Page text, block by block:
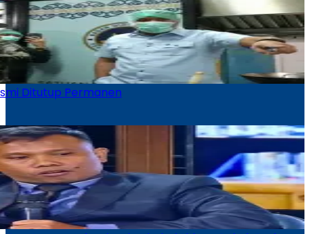
Ditutup Permanen